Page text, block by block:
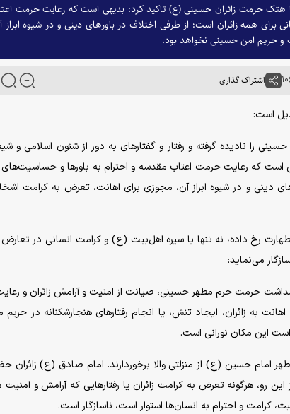
هتک حرمت زائران حسینی (ع) تاکید کرد: بدیهی است که رعایت حرمت
همه زائران است؛ از طرفی اختلاف در باورهای دینی و در شیوه ابراز
حریم امن حسینی نخواهد بود.
اشتراک گذاری
ذیل است:
را نادیده گرفته و رفتار و گفتار‌های به دور از شئون اسلامی و
است که رعایت حرمت اعتاب مقدسه و احترام به باور‌ها و حساسیت‌های
دینی و در شیوه ابراز آن، مجوزی برای اهانت، تعرض به کرامت
رخ داده، نه تنها با سیره اهل‌بیت (ع) و کرامت انسانی در
می‌نماید:
حرمت حرم مطهر حسینی، صیانت از امنیت و آرامش زائران و
به زائران، ایجاد تنش، یا انجام رفتار‌های هنجارشکنانه در
این مکان نورانی است.
امام حسین (ع) از منزلتی والا برخوردارند. امام صادق (ع) زائران
این رو، هرگونه تعرض به کرامت زائران یا رفتار‌هایی که آرامش و
کرامت و احترام به انسان‌ها استوار است، ناسازگار است.